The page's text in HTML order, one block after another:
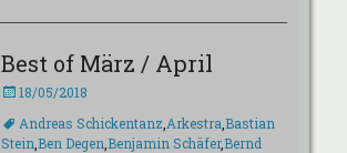
Best of März / April
Veröffentlicht
18/05/2018
Schlagworte
Andreas Schickentanz Arkestra Bastian
Stein Ben Degen Benjamin Schäfer,Bernd